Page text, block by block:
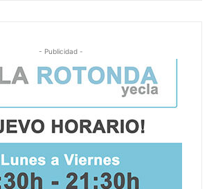
- Publicidad -